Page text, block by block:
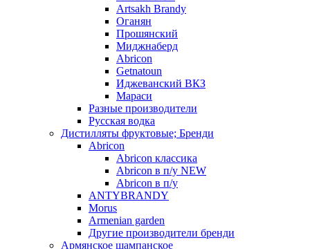
Artsakh Brandy
Оганян
Прошянский
Миджнаберд
Abricon
Getnatoun
Иджеванский ВКЗ
Мараси
Разные производители
Русская водка
Дистилляты фруктовые; Бренди
Abricon
Abricon классика
Abricon в п/у NEW
Abricon в п/у
ANTYBRANDY
Morus
Armenian garden
Другие производители бренди
Армянское шампанское